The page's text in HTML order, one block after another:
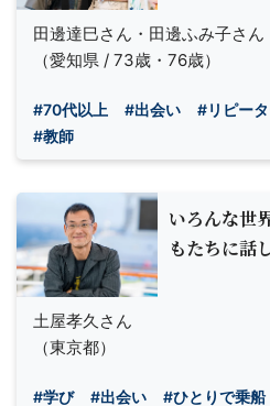
田邊達巳さん・田邊ふみ子さん
（愛知県 / 73歳・76歳）
#70代以上 #出会い #リピー
#教師
いろんな世
もたちに話
土屋孝久さん
（東京都）
#学び #出会い #ひとりで乗船